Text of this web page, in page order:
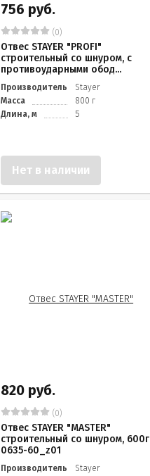
756 руб.
(0)
Отвес STAYER "PROFI"
строительный со шнуром, с
противоударными обод...
Производитель
Stayer
Масса
800 г
Длина, м
5
Нет в наличии
820 руб.
(0)
Отвес STAYER "MASTER"
строительный со шнуром, 600г
0635-60_z01
Производитель
Stayer